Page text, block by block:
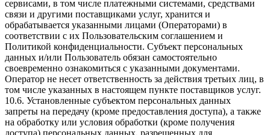
сервисами, в том числе платежными системами, средствами
связи и другими поставщиками услуг, хранится и
обрабатывается указанными лицами (Операторами) в
соответствии с их Пользовательским соглашением и
Политикой конфиденциальности. Субъект персональных
данных и/или Пользователь обязан самостоятельно
своевременно ознакомиться с указанными документами.
Оператор не несет ответственность за действия третьих лиц, в
том числе указанных в настоящем пункте поставщиков услуг.
10.6. Установленные субъектом персональных данных
запреты на передачу (кроме предоставления доступа), а также
на обработку или условия обработки (кроме получения
доступа) персональных данных, разрешенных для